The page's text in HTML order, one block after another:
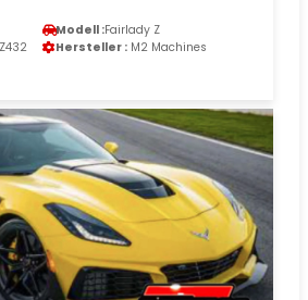
Modell :Fairlady Z
Hersteller : M2 Machines